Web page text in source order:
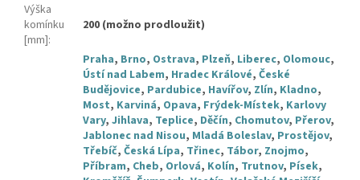
Výška
komínku
[mm]:
200 (možno prodloužit)
Praha, Brno, Ostrava, Plzeň, Liberec, Olomouc,
Ústí nad Labem, Hradec Králové, České
Budějovice, Pardubice, Havířov, Zlín, Kladno,
Most, Karviná, Opava, Frýdek-Místek, Karlovy
Vary, Jihlava, Teplice, Děčín, Chomutov, Přerov,
Jablonec nad Nisou, Mladá Boleslav, Prostějov,
Třebíč, Česká Lípa, Třinec, Tábor, Znojmo,
Příbram, Cheb, Orlová, Kolín, Trutnov, Písek,